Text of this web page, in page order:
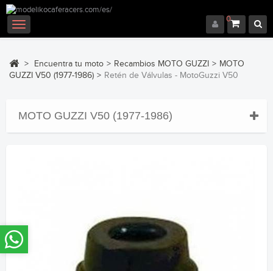
0
Navegación
Toggle
> Encuentra tu moto > Recambios MOTO GUZZI > MOTO
GUZZI V50 (1977-1986) > Retén de Válvulas - MotoGuzzi V50
MOTO GUZZI V50 (1977-1986)